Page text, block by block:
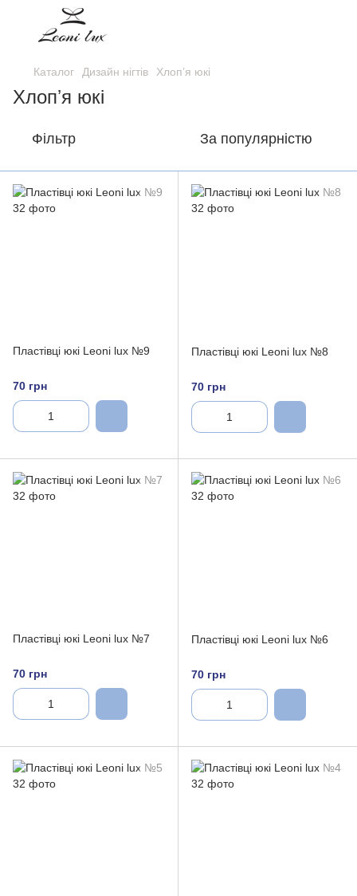
Каталог Дизайн нігтів Хлопʼя юкі
Хлопʼя юкі
Фільтр За популярністю
Пластівці юкі Leoni lux №9
70 грн
Пластівці юкі Leoni lux №8
70 грн
Пластівці юкі Leoni lux №7
70 грн
Пластівці юкі Leoni lux №6
70 грн